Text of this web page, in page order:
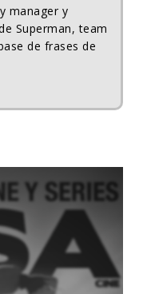
manager y
Superman, team
de frases de